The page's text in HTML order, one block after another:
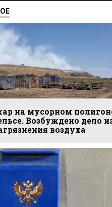
на мусорном
Возбуждено дело
воздуха